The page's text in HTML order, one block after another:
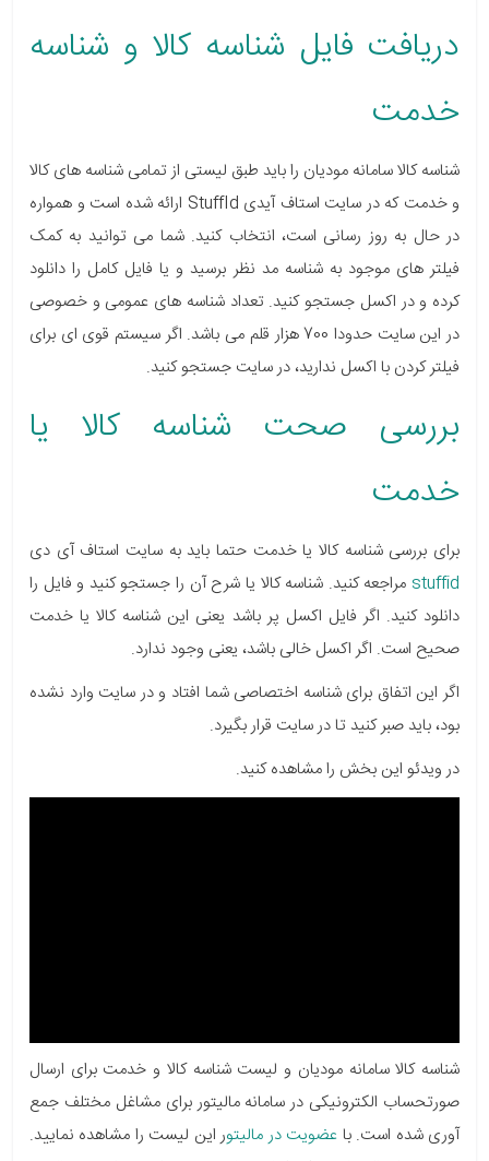
دریافت فایل شناسه کالا و شناسه
خدمت
شناسه کالا سامانه مودیان را باید طبق لیستی از تمامی شناسه های کالا
و خدمت که در سایت استاف آیدی StuffId ارائه شده است و همواره
در حال به روز رسانی است، انتخاب کنید. شما می توانید به کمک
فیلتر های موجود به شناسه مد نظر برسید و یا فایل کامل را دانلود
کرده و در اکسل جستجو کنید. تعداد شناسه های عمومی و خصوصی
در این سایت حدودا 700 هزار قلم می باشد. اگر سیستم قوی ای برای
فیلتر کردن با اکسل ندارید، در سایت جستجو کنید.
بررسی صحت شناسه کالا یا
خدمت
برای بررسی شناسه کالا یا خدمت حتما باید به سایت استاف آی دی
stuffid مراجعه کنید. شناسه کالا یا شرح آن را جستجو کنید و فایل را
دانلود کنید. اگر فایل اکسل پر باشد یعنی این شناسه کالا یا خدمت
صحیح است. اگر اکسل خالی باشد، یعنی وجود ندارد.
اگر این اتفاق برای شناسه اختصاصی شما افتاد و در سایت وارد نشده
بود، باید صبر کنید تا در سایت قرار بگیرد.
در ویدئو این بخش را مشاهده کنید.
شناسه کالا سامانه مودیان و لیست شناسه کالا و خدمت برای ارسال
صورتحساب الکترونیکی در سامانه مالیتور برای مشاغل مختلف جمع
آوری شده است. با عضویت در مالیتور این لیست را مشاهده نمایید.